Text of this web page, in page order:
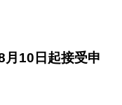
10日起接受申